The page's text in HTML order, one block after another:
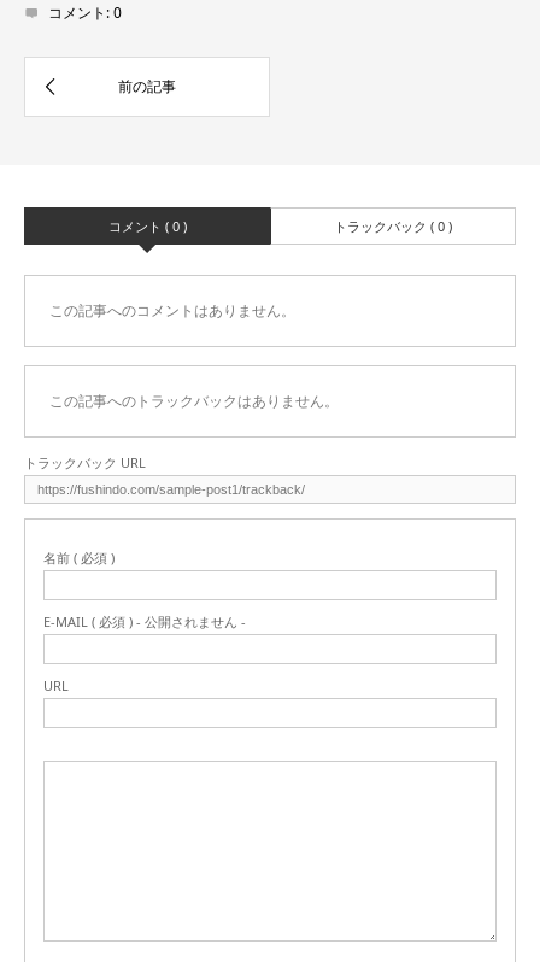
コメント:0
コメント ( 0 ) トラックバック ( 0 )
この記事へのコメントはありません。
この記事へのトラックバックはありません。
トラックバック URL
名前 ( 必須 )
E-MAIL ( 必須 ) - 公開されません -
URL